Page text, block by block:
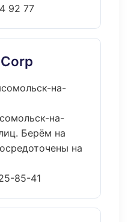
92 77
на-
на-
Берём на
на
85-41